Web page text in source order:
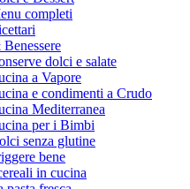
completi
dolci e salate
a Vapore
e condimenti a Crudo
Mediterranea
per i Bimbi
senza glutine
bene
in cucina